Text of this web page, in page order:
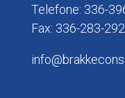
Telefone: 336-
Fax: 336-283-